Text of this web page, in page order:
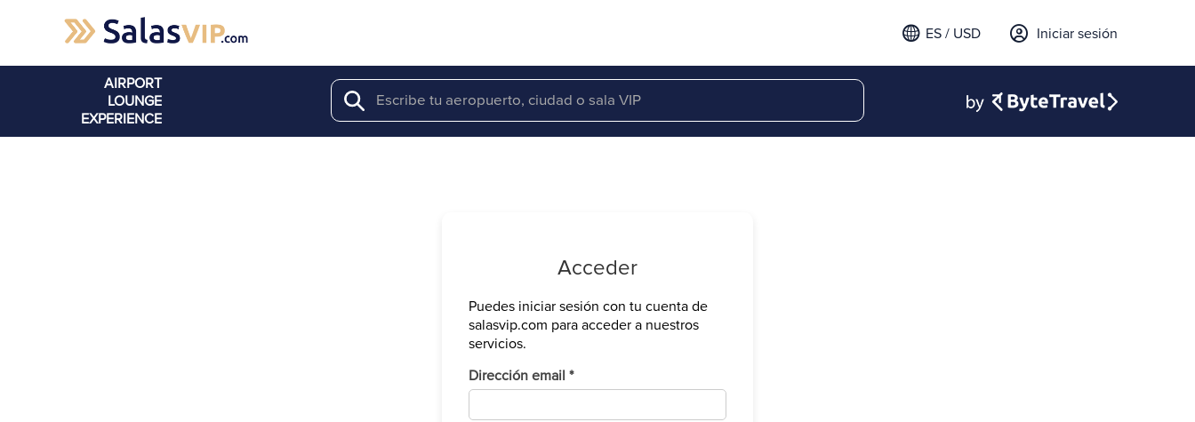
Iniciar sesión
ES / USD
AIRPORT
LOUNGE
EXPERIENCE
Search
Acceder
Puedes iniciar sesión con tu cuenta de
salasvip.com para acceder a nuestros
servicios.
Dirección email *Obligatorio